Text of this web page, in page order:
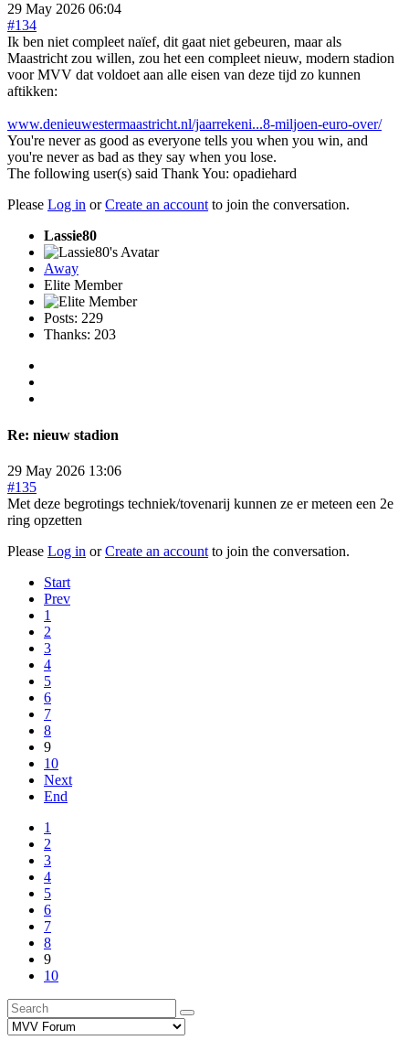
29 May 2026 06:04
#134
Ik ben niet compleet naïef, dit gaat niet gebeuren, maar als
Maastricht zou willen, zou het een compleet nieuw, modern stadion
voor MVV dat voldoet aan alle eisen van deze tijd zo kunnen
aftikken:
www.denieuwestermaastricht.nl/jaarrekeni...8-miljoen-euro-over/
You're never as good as everyone tells you when you win, and
you're never as bad as they say when you lose.
The following user(s) said Thank You: opadiehard
Please Log in orCreate an account to join the conversation.
Lassie80
Away
Elite Member
Posts: 229
Thanks: 203
Re: nieuw stadion
29 May 2026 13:06
#135
Met deze begrotings techniek/tovenarij kunnen ze er meteen een 2e
ring opzetten
Please Log in orCreate an account to join the conversation.
Start
Prev
1
2
3
4
5
6
7
8
9
10
Next
End
1
2
3
4
5
6
7
8
9
10